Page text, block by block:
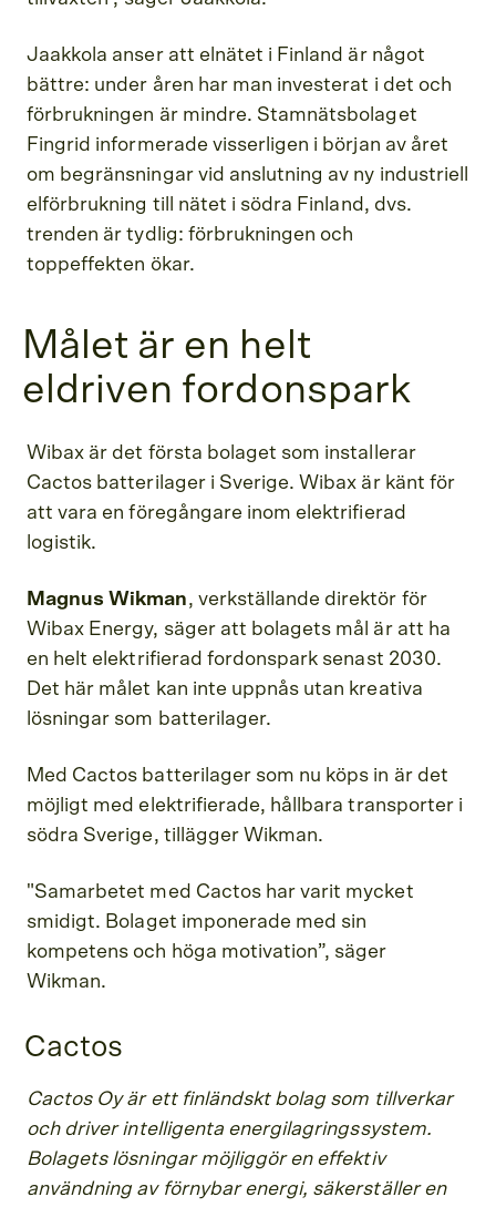
Jaakkola anser att elnätet i Finland är något
bättre: under åren har man investerat i det och
förbrukningen är mindre. Stamnätsbolaget
Fingrid informerade visserligen i början av året
om begränsningar vid anslutning av ny industriell
elförbrukning till nätet i södra Finland, dvs.
trenden är tydlig: förbrukningen och
toppeffekten ökar.
Målet är en helt
eldriven fordonspark
Wibax är det första bolaget som installerar
Cactos batterilager i Sverige. Wibax är känt för
att vara en föregångare inom elektrifierad
logistik.
Magnus Wikman, verkställande direktör för
Wibax Energy, säger att bolagets mål är att ha
en helt elektrifierad fordonspark senast 2030.
Det här målet kan inte uppnås utan kreativa
lösningar som batterilager.
Med Cactos batterilager som nu köps in är det
möjligt med elektrifierade, hållbara transporter i
södra Sverige, tillägger Wikman.
"Samarbetet med Cactos har varit mycket
smidigt. Bolaget imponerade med sin
kompetens och höga motivation”, säger
Wikman.
Cactos
Cactos Oy är ett finländskt bolag som tillverkar
och driver intelligenta energilagringssystem.
Bolagets lösningar möjliggör en effektiv
användning av förnybar energi, säkerställer en